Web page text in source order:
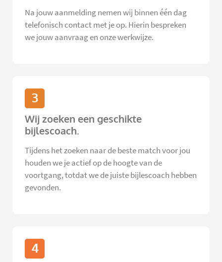
Na jouw aanmelding nemen wij binnen één dag
telefonisch contact met je op. Hierin bespreken
we jouw aanvraag en onze werkwijze.
3
Wij zoeken een geschikte
bijlescoach.
Tijdens het zoeken naar de beste match voor jou
houden we je actief op de hoogte van de
voortgang, totdat we de juiste bijlescoach hebben
gevonden.
4